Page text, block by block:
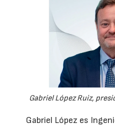
Gabriel López Ruiz,
Gabriel López es